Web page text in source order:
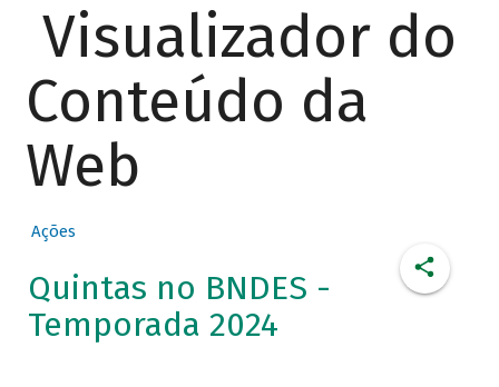
Visualizador do
Conteúdo da
Web
Ações
Quintas no BNDES -
Temporada 2024